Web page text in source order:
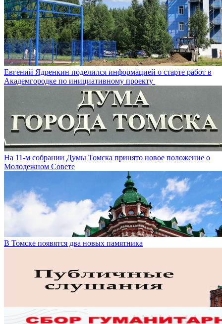
Евгений Ядренкин поделился информацией о старте работ в
Академгородке по инициативному проекту
На 11-м собрании Думы Томска принято новое положение о
Молодежном Совете
В Томске появятся два новых памятника